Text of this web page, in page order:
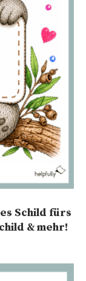
Schild fürs
& mehr!